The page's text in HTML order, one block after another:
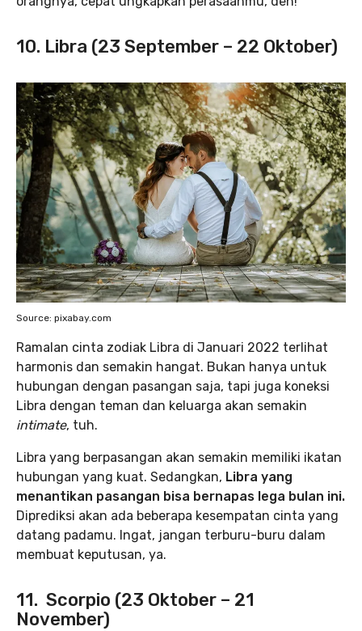
10. Libra (23 September – 22 Oktober)
Source: pixabay.com
Ramalan cinta zodiak Libra di Januari 2022 terlihat
harmonis dan semakin hangat. Bukan hanya untuk
hubungan dengan pasangan saja, tapi juga koneksi
Libra dengan teman dan keluarga akan semakin
intimate, tuh.
Libra yang berpasangan akan semakin memiliki ikatan
hubungan yang kuat. Sedangkan, Libra yang
menantikan pasangan bisa bernapas lega bulan ini.
Diprediksi akan ada beberapa kesempatan cinta yang
datang padamu. Ingat, jangan terburu-buru dalam
membuat keputusan, ya.
11. Scorpio (23 Oktober – 21
November)